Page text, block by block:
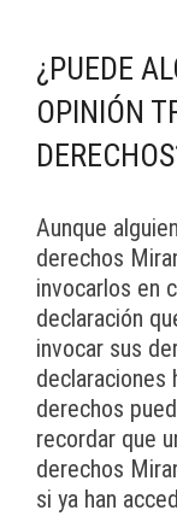
¿PUEDE
OPINIÓN
Aunque
derechos
invocarlos en
declaración
invocar sus
declaraciones
derechos
recordar que
derechos
si ya han